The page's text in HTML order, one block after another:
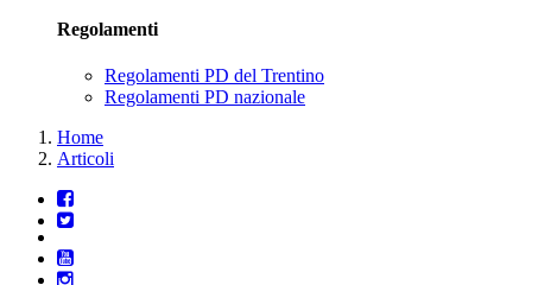
Regolamenti
Regolamenti PD del Trentino
Regolamenti PD nazionale
Home
Articoli